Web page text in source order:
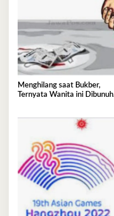
Menghilang saat Bukber,
Ternyata Wanita ini Dibunuh